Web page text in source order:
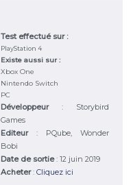
Test effectué sur :
PlayStation 4
Existe aussi sur :
Xbox One
Nintendo Switch
PC
Développeur : Storybird
Games
Editeur : PQube, Wonder
Bobi
Date de sortie: 12 juin 2019
Acheter: Cliquez ici